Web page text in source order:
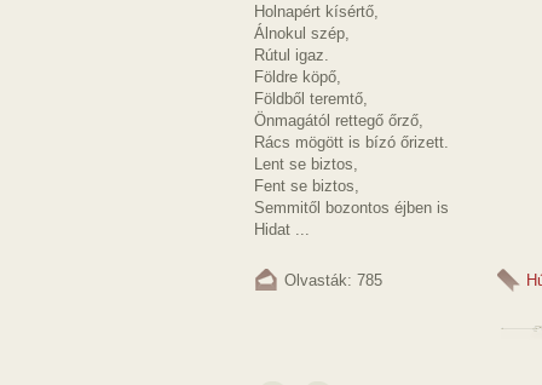
Holnapért kísértő,
Álnokul szép,
Rútul igaz.
Földre köpő,
Földből teremtő,
Önmagától rettegő őrző,
Rács mögött is bízó őrizett.
Lent se biztos,
Fent se biztos,
Semmitől bozontos éjben is
Hidat ...
Olvasták: 785